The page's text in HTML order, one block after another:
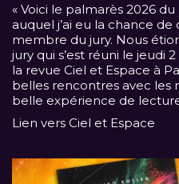
« Voici le palmarès 2026
auquel j’ai eu la chance
membre du jury. Nous
jury qui s’est réuni le jeudi
la revue Ciel et Espace à
belles rencontres avec les
belle expérience de
Lien vers Ciel et Espace